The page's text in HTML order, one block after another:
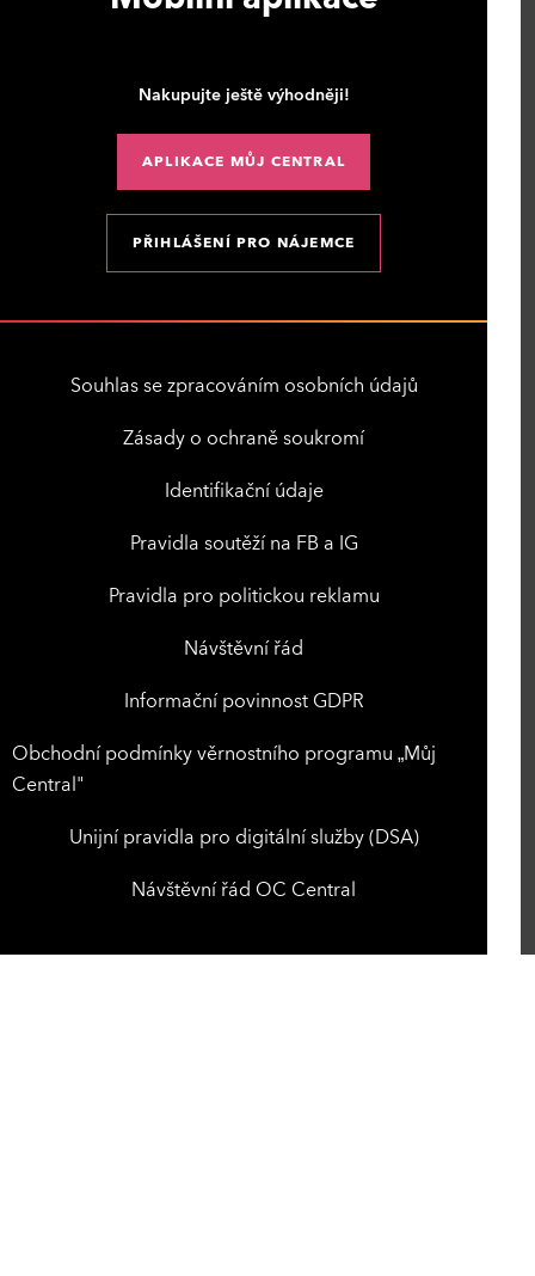
Nakupujte ještě výhodněji!
APLIKACE MŮJ CENTRAL
PŘIHLÁŠENÍ PRO NÁJEMCE
Souhlas se zpracováním osobních údajů
Zásady o ochraně soukromí
Identifikační údaje
Pravidla soutěží na FB a IG
Pravidla pro politickou reklamu
Návštěvní řád
Informační povinnost GDPR
Obchodní podmínky věrnostního programu „Můj
Central"
Unijní pravidla pro digitální služby (DSA)
Návštěvní řád OC Central